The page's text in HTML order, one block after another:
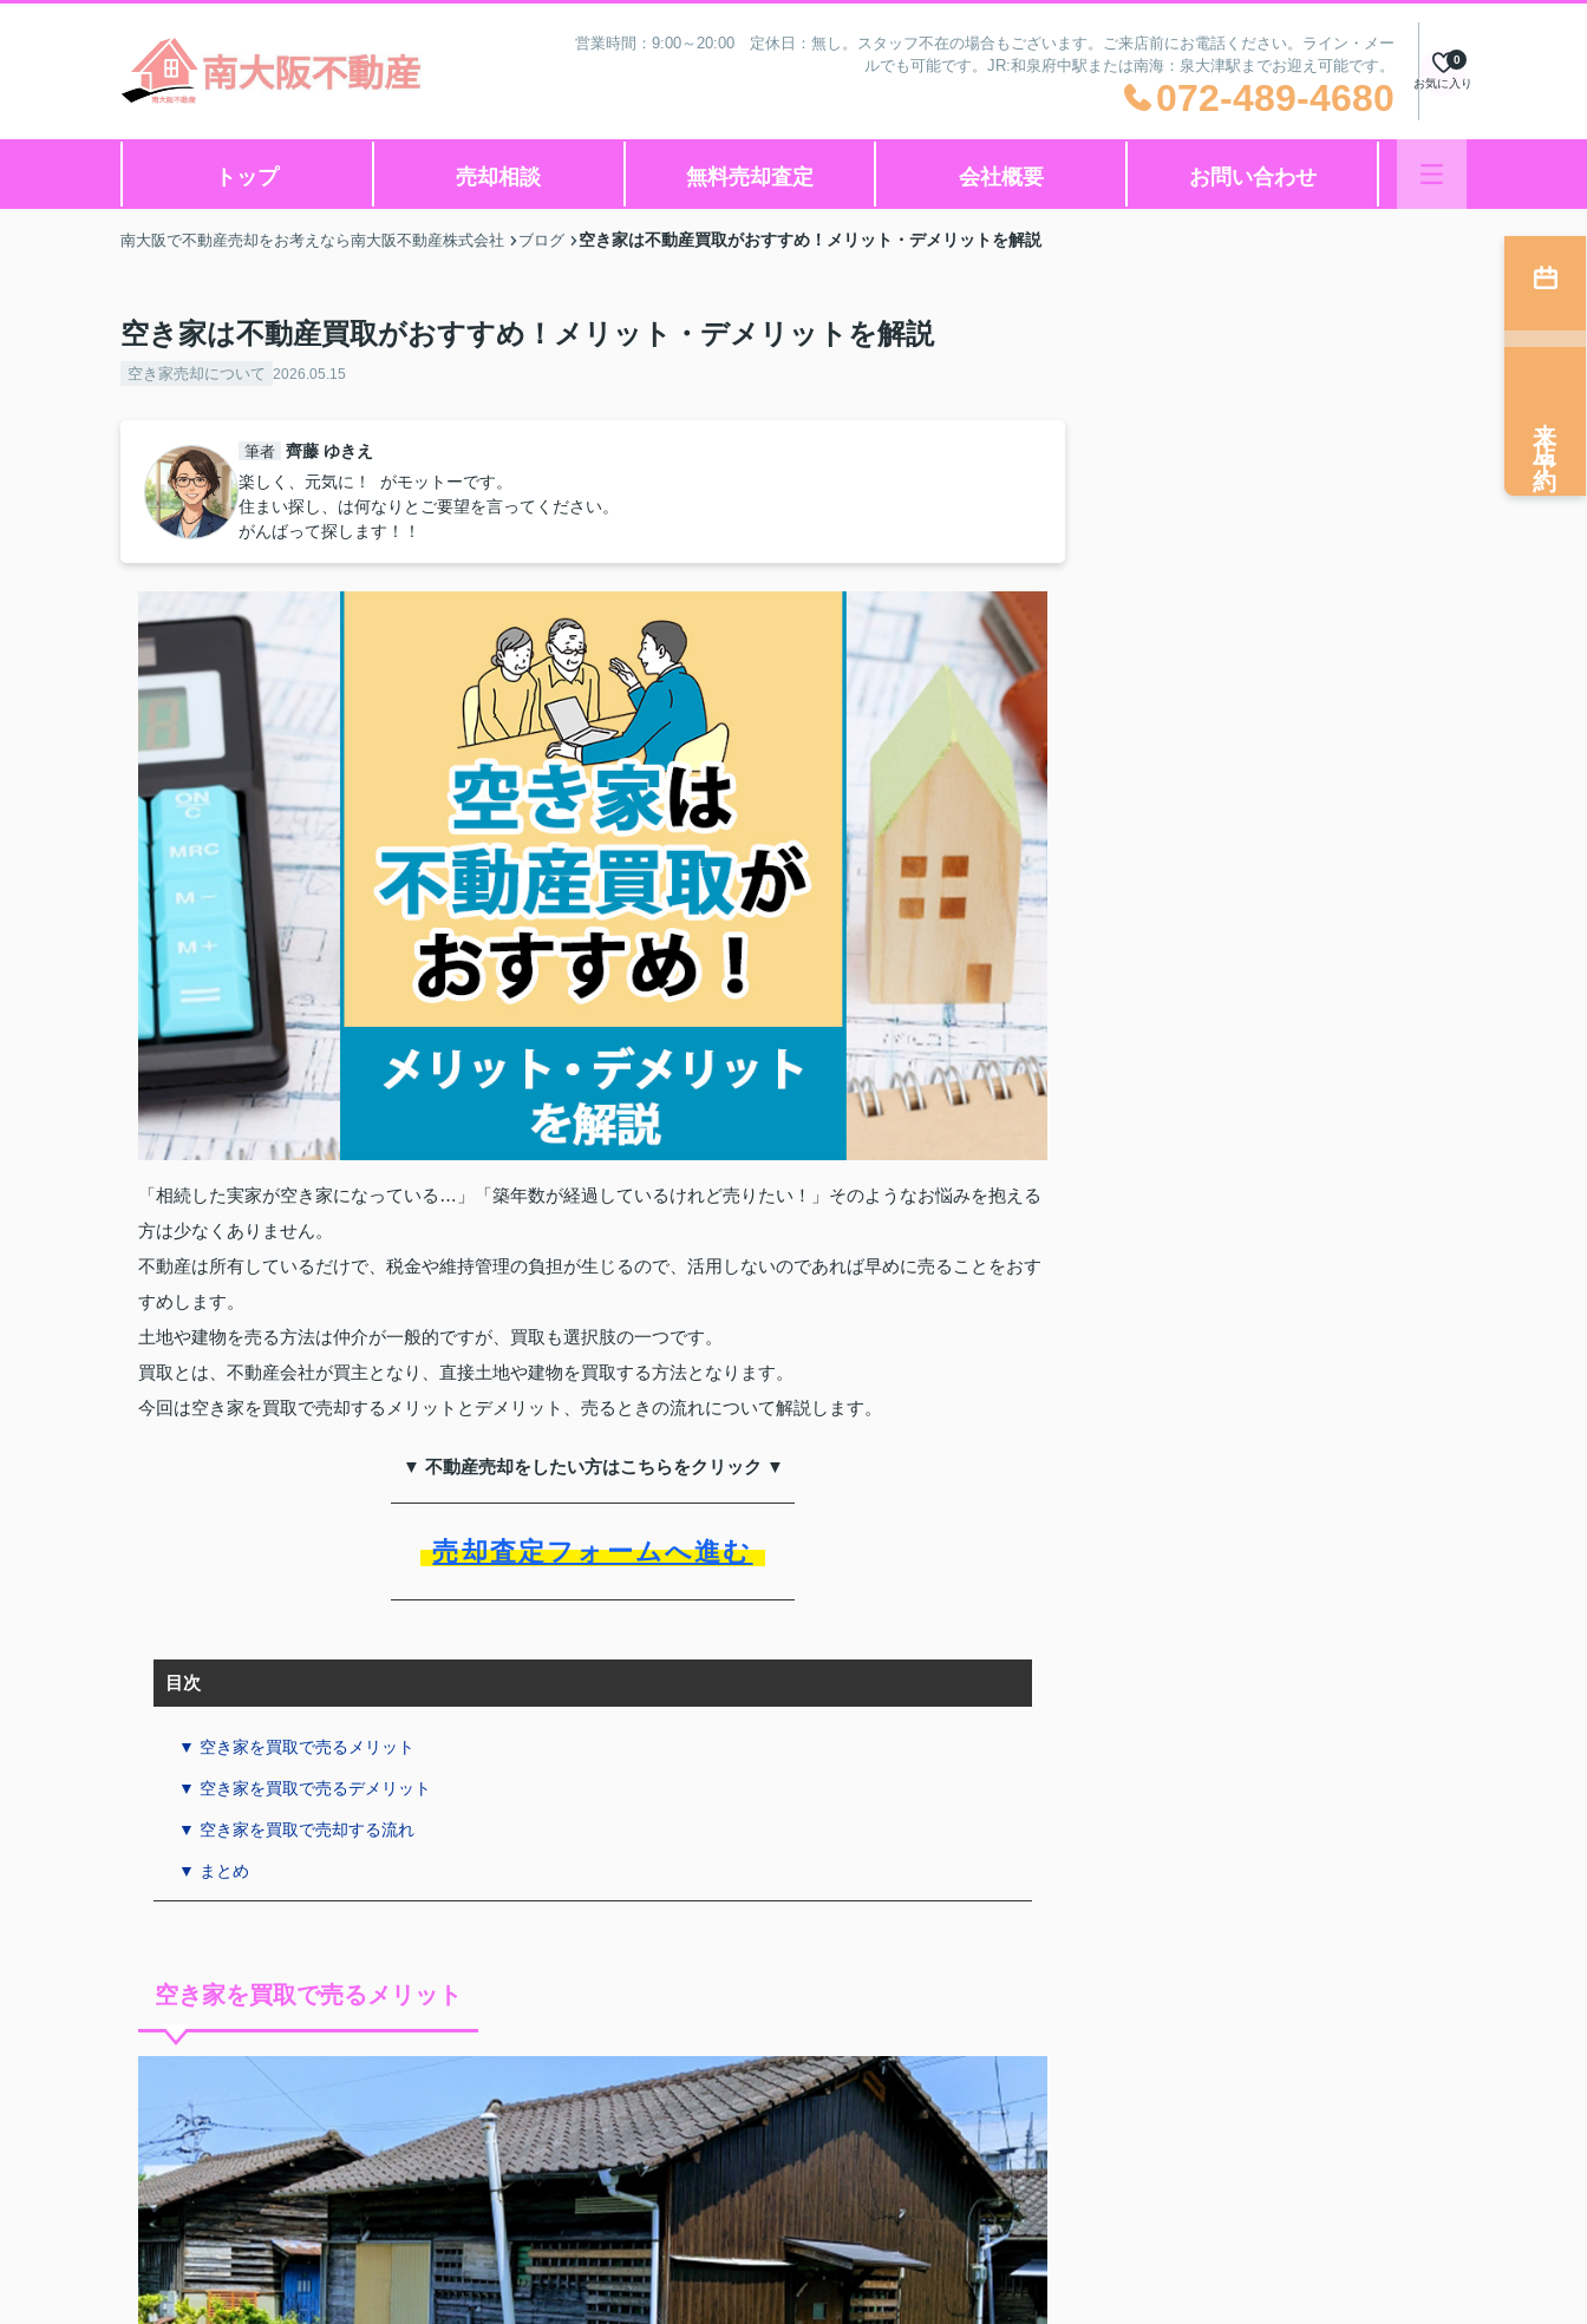
営業時間：9:00～20:00 定休日：無し。スタッフ不在の場合もございます。ご来店前にお電話ください。ライン・メー
ルでも可能です。JR:和泉府中駅または南海：泉大津駅までお迎え可能です。
072-489-4680 お気に入り
0
トップ 売却相談 無料売却査定 会社概要 お問い合わせ
南大阪で不動産売却をお考えなら南大阪不動産株式会社 ブログ 空き家は不動産買取がおすすめ！メリット・デメリットを解説
空き家は不動産買取がおすすめ！メリット・デメリットを解説
空き家売却について 2026.05.15
筆者 齊藤 ゆきえ
楽しく、元気に！ がモットーです。
住まい探し、は何なりとご要望を言ってください。
がんばって探します！！
「相続した実家が空き家になっている…」「築年数が経過しているけれど売りたい！」そのようなお悩みを抱える
方は少なくありません。
不動産は所有しているだけで、税金や維持管理の負担が生じるので、活用しないのであれば早めに売ることをおす
すめします。
土地や建物を売る方法は仲介が一般的ですが、買取も選択肢の一つです。
買取とは、不動産会社が買主となり、直接土地や建物を買取する方法となります。
今回は空き家を買取で売却するメリットとデメリット、売るときの流れについて解説します。
▼ 不動産売却をしたい方はこちらをクリック ▼
売却査定フォームへ進む
目次
▼ 空き家を買取で売るメリット
▼ 空き家を買取で売るデメリット
▼ 空き家を買取で売却する流れ
▼ まとめ
空き家を買取で売るメリット
来店予約